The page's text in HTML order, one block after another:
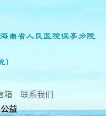
箱
联系我们
益